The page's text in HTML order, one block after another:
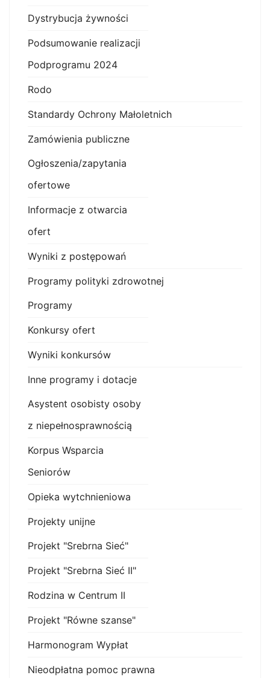
Dystrybucja żywności
Podsumowanie realizacji
Podprogramu 2024
Rodo
Standardy Ochrony Małoletnich
Zamówienia publiczne
Ogłoszenia/zapytania
ofertowe
Informacje z otwarcia
ofert
Wyniki z postępowań
Programy polityki zdrowotnej
Programy
Konkursy ofert
Wyniki konkursów
Inne programy i dotacje
Asystent osobisty osoby
z niepełnosprawnością
Korpus Wsparcia
Seniorów
Opieka wytchnieniowa
Projekty unijne
Projekt "Srebrna Sieć"
Projekt "Srebrna Sieć II"
Rodzina w Centrum II
Projekt "Równe szanse"
Harmonogram Wypłat
Nieodpłatna pomoc prawna